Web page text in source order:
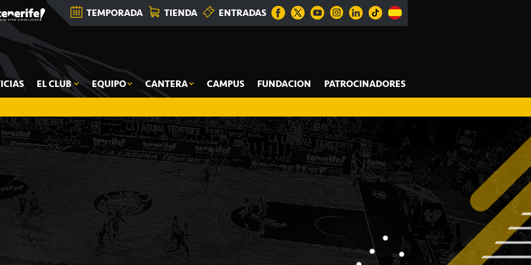
TEMPORADA TIENDA ENTRADAS
EL CLUB EQUIPO CANTERA CAMPUS FUNDACION PATROCINADORES